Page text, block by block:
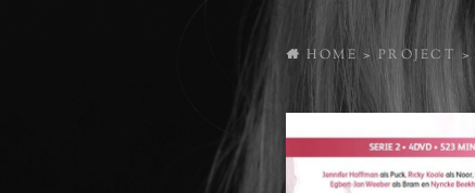
HOME > PROJECT >